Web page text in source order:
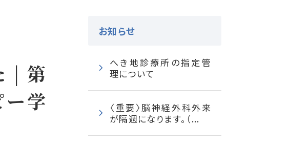
| 第
学
お知らせ
へき地診療所の指定管
理について
〈重要〉脳神経外科外来
が隔週になります。（...